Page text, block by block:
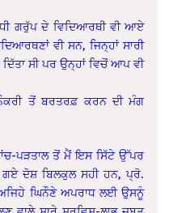
ਗਰੁੱਪ ਦੇ ਵਿਦਿਆਰਥੀ ਵੀ ਆਏ
ਵੀ ਸਨ, ਜਿਨ੍ਹਾਂ ਸਾਰੀ
ਸੀ ਪਰ ਉਨ੍ਹਾਂ ਵਿਚੋਂ ਆਪ ਵੀ
ਤੋਂ ਬਰਤਰਫ਼ ਕਰਨ ਦੀ ਮੰਗ
ਪੜਤਾਲ ਤੋਂ ਮੈਂ ਇਸ ਸਿੱਟੇ ਉੱਪਰ
ਦੋਸ਼ ਬਿਲਕੁਲ ਸਹੀ ਹਨ, ਪ੍ਰੋ.
ਘਿਨੌਣੇ ਅਪਰਾਧ ਲਈ ਉਸਨੂੰ